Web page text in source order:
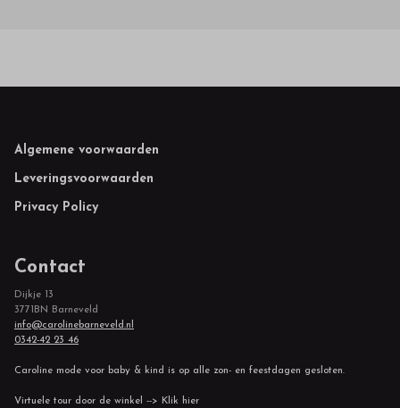
Footer
Algemene voorwaarden
Leveringsvoorwaarden
Privacy Policy
Contact
Dijkje 13
3771BN Barneveld
info@carolinebarneveld.nl
0342-42 23 46
Caroline mode voor baby & kind is op alle zon- en feestdagen gesloten.
Virtuele tour door de winkel --> Klik hier